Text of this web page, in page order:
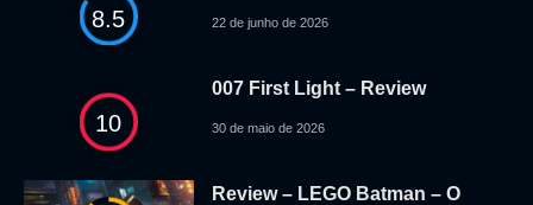
8.5 22 de junho de 2026
10
007 First Light – Review
30 de maio de 2026
Review – LEGO Batman – O